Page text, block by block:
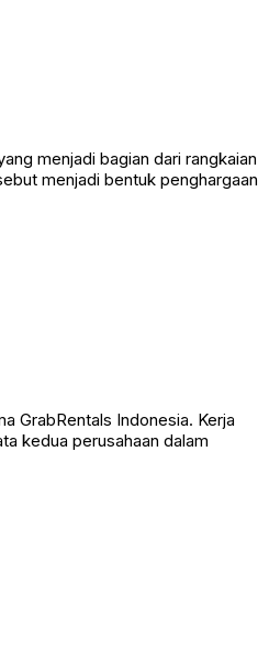
menjadi bagian dari rangkaian
menjadi bentuk penghargaan
GrabRentals Indonesia. Kerja
kedua perusahaan dalam